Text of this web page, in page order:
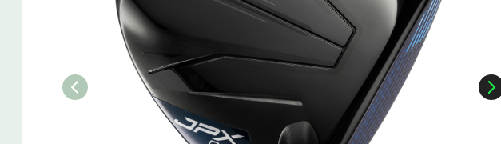
Naisten aloittelijan setit